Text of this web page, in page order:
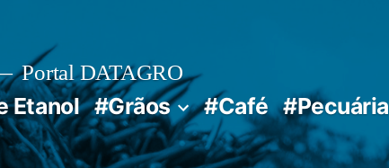
Portal DATAGRO
Etanol #Grãos #Café #Pecuária